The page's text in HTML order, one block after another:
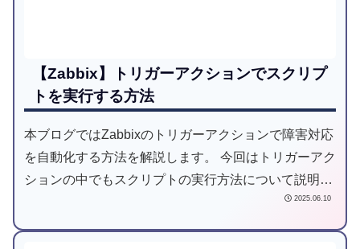
【Zabbix】トリガーアクションでスクリプ
トを実行する方法
本ブログではZabbixのトリガーアクションで障害対応
を自動化する方法を解説します。 今回はトリガーアク
ションの中でもスクリプトの実行方法について説明し
2025.06.10